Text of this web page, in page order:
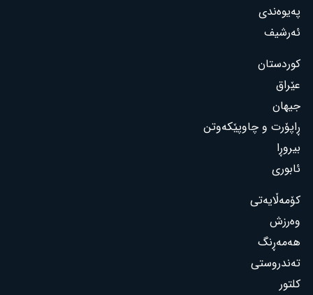
پەیوەندی
ئەرشیف
کوردستان
عێراق
جیهان
ڕاپۆرت و چاوپێکەوتن
بیروڕا
ئابوری
کۆمەڵایەتی
وەرزش
هەمەڕنگ
تەندروستی
کلتور